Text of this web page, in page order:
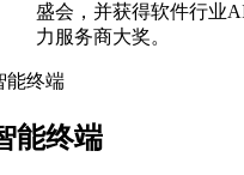
盛会，并获得软件行业
力服务商大奖。
能终端
能终端